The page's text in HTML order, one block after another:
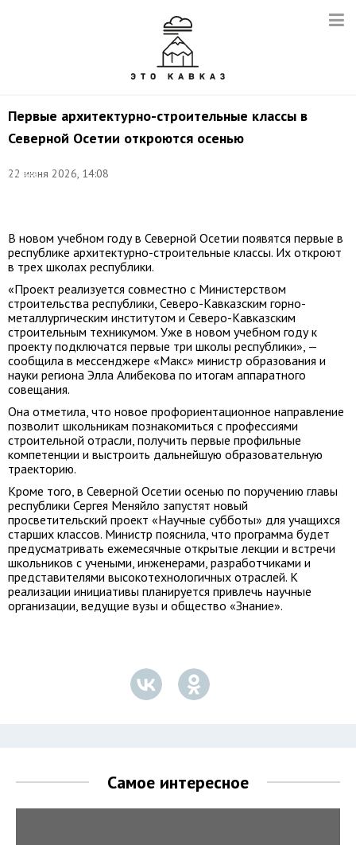
Первые архитектурно-строительные классы в
Северной Осетии откроются осенью
22 июня 2026, 14:08
Сергей
В новом учебном году в Северной Осетии появятся первые в
республике архитектурно-строительные классы. Их откроют
в трех школах республики.
«Проект реализуется совместно с Министерством
строительства республики, Северо-Кавказским горно-
металлургическим институтом и Северо-Кавказским
строительным техникумом. Уже в новом учебном году к
проекту подключатся первые три школы республики», —
сообщила в мессенджере «Макс» министр образования и
науки региона Элла Алибекова по итогам аппаратного
совещания.
Она отметила, что новое профориентационное направление
позволит школьникам познакомиться с профессиями
строительной отрасли, получить первые профильные
компетенции и выстроить дальнейшую образовательную
траекторию.
Кроме того, в Северной Осетии осенью по поручению главы
республики Сергея Меняйло запустят новый
просветительский проект «Научные субботы» для учащихся
старших классов. Министр пояснила, что программа будет
предусматривать ежемесячные открытые лекции и встречи
школьников с учеными, инженерами, разработчиками и
представителями высокотехнологичных отраслей. К
реализации инициативы планируется привлечь научные
организации, ведущие вузы и общество «Знание».
Самое интересное